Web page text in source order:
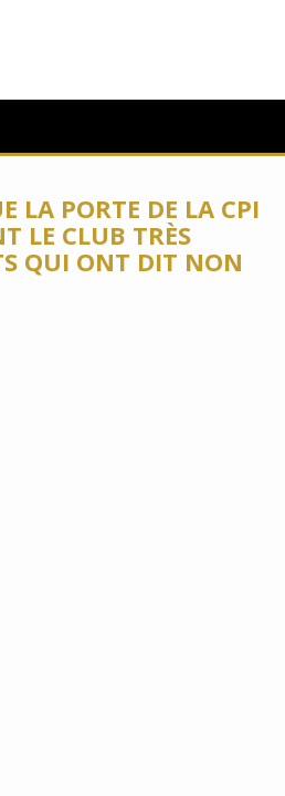
LA PORTE DE LA CPI
LE CLUB TRÈS
QUI ONT DIT NON